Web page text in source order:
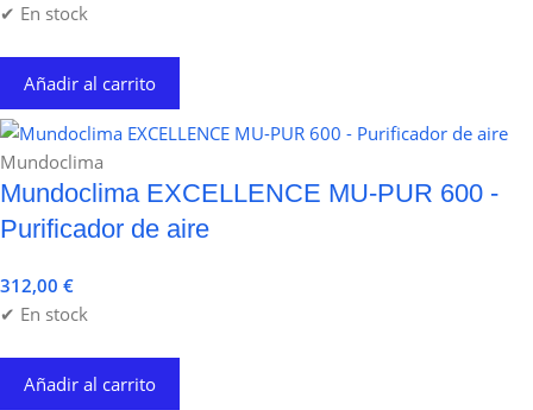
✔ En stock
Añadir al carrito
Mundoclima
Mundoclima EXCELLENCE MU-PUR 600 -
Purificador de aire
312,00 €
✔ En stock
Añadir al carrito